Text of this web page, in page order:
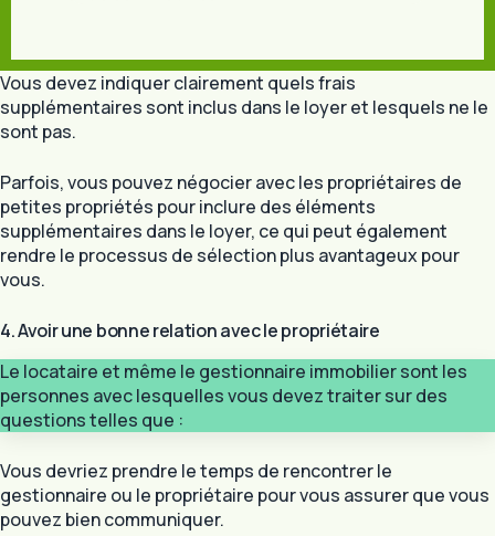
Vous devez indiquer clairement quels frais
supplémentaires sont inclus dans le loyer et lesquels ne le
sont pas.
Parfois, vous pouvez négocier avec les propriétaires de
petites propriétés pour inclure des éléments
supplémentaires dans le loyer, ce qui peut également
rendre le processus de sélection plus avantageux pour
vous.
4. Avoir une bonne relation avec le propriétaire
Le locataire et même le gestionnaire immobilier sont les
personnes avec lesquelles vous devez traiter sur des
questions telles que :
Vous devriez prendre le temps de rencontrer le
gestionnaire ou le propriétaire pour vous assurer que vous
pouvez bien communiquer.